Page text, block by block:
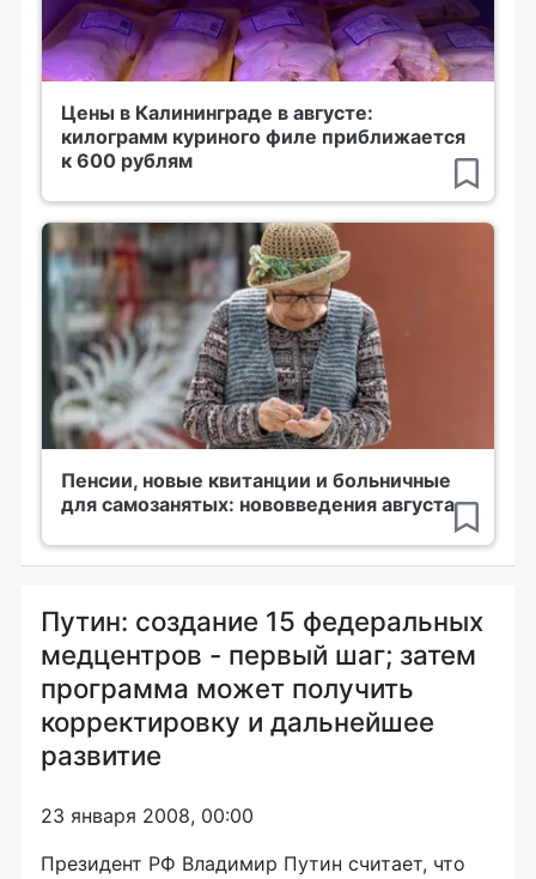
Цены в Калининграде в августе:
килограмм куриного филе приближается
к 600 рублям
Пенсии, новые квитанции и больничные
для самозанятых: нововведения августа
Путин: создание 15 федеральных
медцентров - первый шаг; затем
программа может получить
корректировку и дальнейшее
развитие
23 января 2008, 00:00
Президент РФ Владимир Путин считает, что